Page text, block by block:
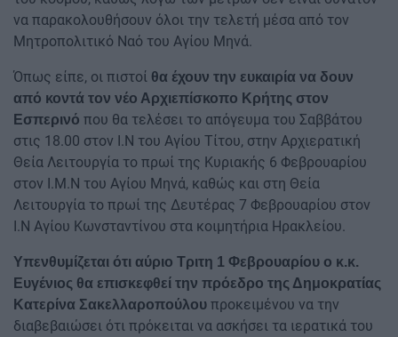
να παρακολουθήσουν όλοι την τελετή μέσα από τον
Μητροπολιτικό Ναό του Αγίου Μηνά.
Όπως είπε, οι πιστοί θα έχουν την ευκαιρία να δουν
από κοντά τον νέο Αρχιεπίσκοπο Κρήτης στον
Εσπερινό που θα τελέσει το απόγευμα του Σαββάτου
στις 18.00 στον Ι.Ν του Αγίου Τίτου, στην Αρχιερατική
Θεία Λειτουργία το πρωί της Κυριακής 6 Φεβρουαρίου
στον Ι.Μ.Ν του Αγίου Μηνά, καθώς και στη Θεία
Λειτουργία το πρωί της Δευτέρας 7 Φεβρουαρίου στον
Ι.Ν Αγίου Κωνσταντίνου στα κοιμητήρια Ηρακλείου.
Υπενθυμίζεται ότι αύριο Τριτη 1 Φεβρουαρίου ο κ.κ.
Ευγένιος θα επισκεφθεί την πρόεδρο της Δημοκρατίας
Κατερίνα Σακελλαροπούλου προκειμένου να την
διαβεβαιώσει ότι πρόκειται να ασκήσει τα ιερατικά του